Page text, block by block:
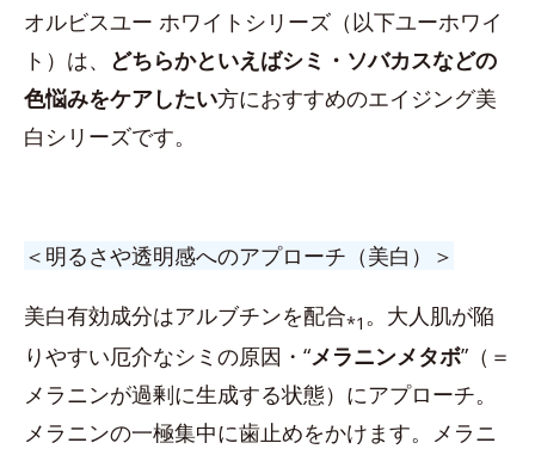
オルビスユー ホワイトシリーズ（以下ユーホワイ
ト）は、 どちらかといえばシミ・ソバカスなどの
色悩みをケアしたい方におすすめのエイジング美
白シリーズです。
＜明るさや透明感へのアプローチ（美白）＞
美白有効成分はアルブチンを配合*1 。大人肌が陥
りやすい厄介なシミの原因・“メラニンメタボ”（＝
メラニンが過剰に生成する状態）にアプローチ。
メラニンの一極集中に歯止めをかけます。メラニ